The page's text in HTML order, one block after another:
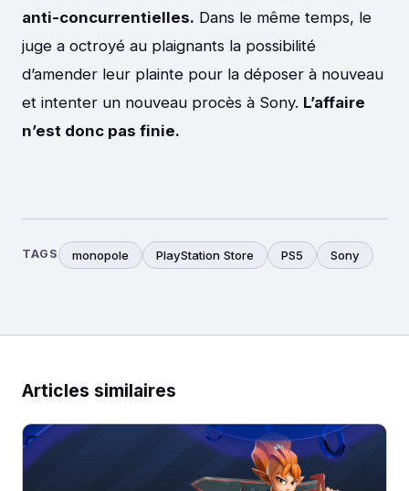
anti-concurrentielles. Dans le même temps, le
juge a octroyé au plaignants la possibilité
d’amender leur plainte pour la déposer à nouveau
et intenter un nouveau procès à Sony. L’affaire
n’est donc pas finie.
TAGS monopole PlayStation Store PS5 Sony
Articles similaires